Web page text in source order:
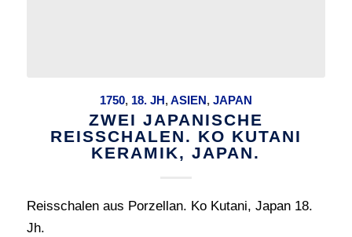
1750, 18. JH,ASIEN, JAPAN
ZWEI JAPANISCHE
REISSCHALEN. KO KUTANI
KERAMIK, JAPAN.
Reisschalen aus Porzellan. Ko Kutani, Japan 18.
Jh.